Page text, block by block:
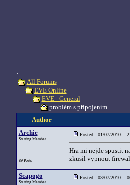
.
All Forums
EVE Online
EVE - General
problém s připojením
Author
Archie
Starting Member
89 Posts
Posted - 01/07/2010 :
Hra mi nejde spustit
zkusil vypnout
Scapogo
Starting Member
Posted - 03/07/2010 :